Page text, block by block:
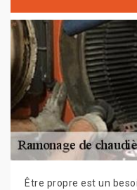
Être propre est un